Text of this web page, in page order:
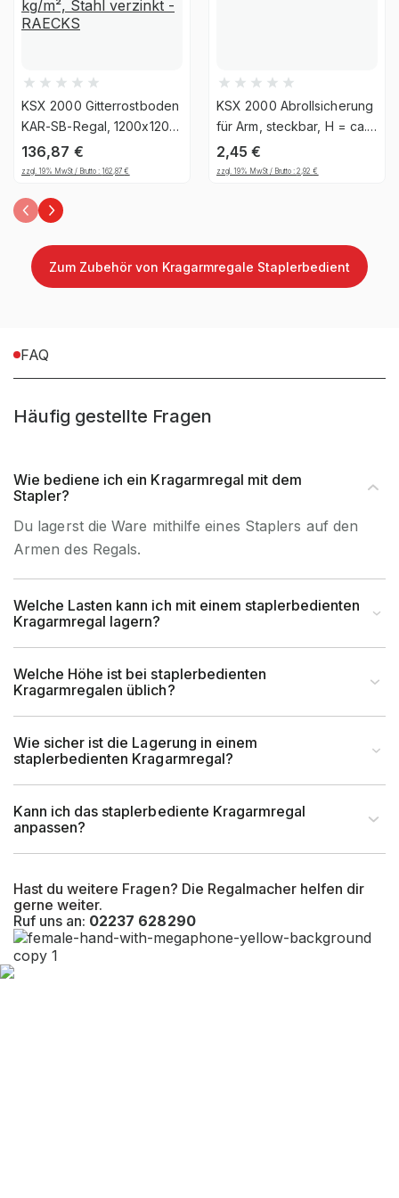
Montageart
Anlieferart
Beständigkeit
Ja, jedoch nicht für die
dauerhafte Verwendung im
Außenbereich geeignet
Befestigungsart
Material Stahl
KSX 2000 Gitterrostboden
KAR-SB-Regal, 1200x1200
mm, Traglast 12,26 kg/m²,
Stahl verzinkt - RAECKS
136,87 €
zzgl. 19% MwSt / Brutto :162,87€
KSX 2000 Abrollsicherung
für Arm, steckbar, H = ca.
200 mm
2,45€
zzgl. 19% MwSt / Brutto :2,92€
Zum Zubehör von Kragarmregale Staplerbedient
FAQ
Häufig gestellte Fragen
Hast du weitere Fragen? Die Regalmacher helfen dir
gerne weiter.
Ruf uns an: 02237 628290
Wie bediene ich ein Kragarmregal mit dem
Stapler?
Du lagerst die Ware mithilfe eines Staplers auf den
Armen des Regals.
Welche Lasten kann ich mit einem staplerbedienten
Kragarmregal lagern?
Welche Höhe ist bei staplerbedienten
Kragarmregalen üblich?
Wie sicher ist die Lagerung in einem
staplerbedienten Kragarmregal?
Kann ich das staplerbediente Kragarmregal
anpassen?